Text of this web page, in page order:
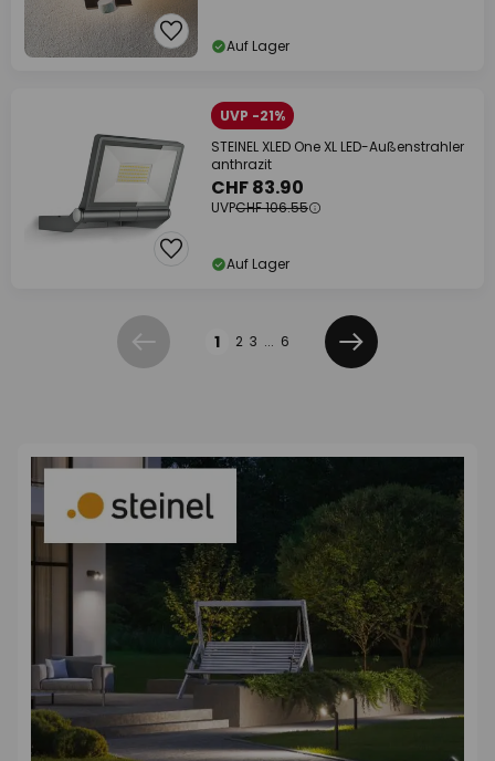
Auf Lager
UVP -21%
STEINEL XLED One XL LED-Außenstrahler
anthrazit
CHF 83.90
UVPCHF 106.55
Auf Lager
Zurück 1 2 3 ... 6
Weiter